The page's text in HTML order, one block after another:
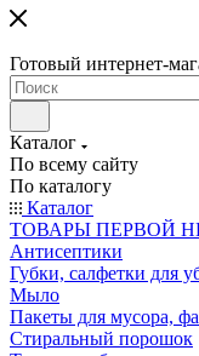
Готовый интернет-
Каталог
По всему сайту
По каталогу
Каталог
ТОВАРЫ ПЕРВОЙ
Антисептики
Губки, салфетки для
Мыло
Пакеты для мусора,
Стиральный порошок